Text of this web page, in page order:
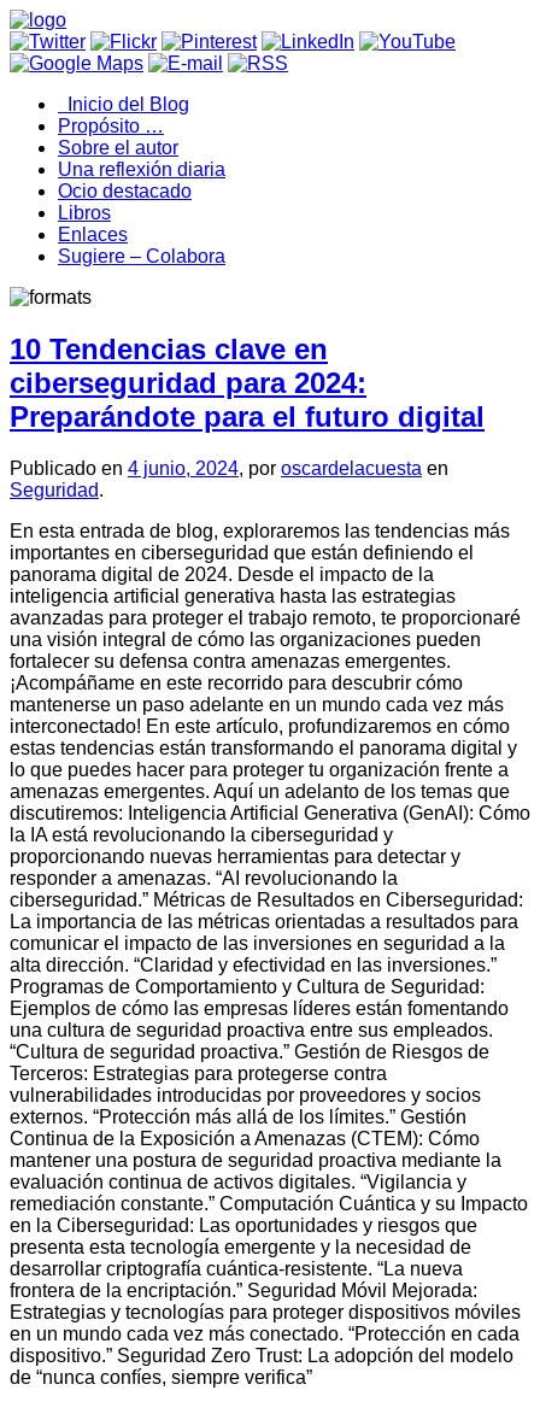
Inicio del Blog
Propósito …
Sobre el autor
Una reflexión diaria
Ocio destacado
Libros
Enlaces
Sugiere – Colabora
10 Tendencias clave en
ciberseguridad para 2024:
Preparándote para el futuro digital
Publicado en 4 junio, 2024, por oscardelacuesta en
Seguridad.
En esta entrada de blog, exploraremos las tendencias más
importantes en ciberseguridad que están definiendo el
panorama digital de 2024. Desde el impacto de la
inteligencia artificial generativa hasta las estrategias
avanzadas para proteger el trabajo remoto, te proporcionaré
una visión integral de cómo las organizaciones pueden
fortalecer su defensa contra amenazas emergentes.
¡Acompáñame en este recorrido para descubrir cómo
mantenerse un paso adelante en un mundo cada vez más
interconectado! En este artículo, profundizaremos en cómo
estas tendencias están transformando el panorama digital y
lo que puedes hacer para proteger tu organización frente a
amenazas emergentes. Aquí un adelanto de los temas que
discutiremos: Inteligencia Artificial Generativa (GenAI): Cómo
la IA está revolucionando la ciberseguridad y
proporcionando nuevas herramientas para detectar y
responder a amenazas. “AI revolucionando la
ciberseguridad.” Métricas de Resultados en Ciberseguridad:
La importancia de las métricas orientadas a resultados para
comunicar el impacto de las inversiones en seguridad a la
alta dirección. “Claridad y efectividad en las inversiones.”
Programas de Comportamiento y Cultura de Seguridad:
Ejemplos de cómo las empresas líderes están fomentando
una cultura de seguridad proactiva entre sus empleados.
“Cultura de seguridad proactiva.” Gestión de Riesgos de
Terceros: Estrategias para protegerse contra
vulnerabilidades introducidas por proveedores y socios
externos. “Protección más allá de los límites.” Gestión
Continua de la Exposición a Amenazas (CTEM): Cómo
mantener una postura de seguridad proactiva mediante la
evaluación continua de activos digitales. “Vigilancia y
remediación constante.” Computación Cuántica y su Impacto
en la Ciberseguridad: Las oportunidades y riesgos que
presenta esta tecnología emergente y la necesidad de
desarrollar criptografía cuántica-resistente. “La nueva
frontera de la encriptación.” Seguridad Móvil Mejorada:
Estrategias y tecnologías para proteger dispositivos móviles
en un mundo cada vez más conectado. “Protección en cada
dispositivo.” Seguridad Zero Trust: La adopción del modelo
de “nunca confíes, siempre verifica”